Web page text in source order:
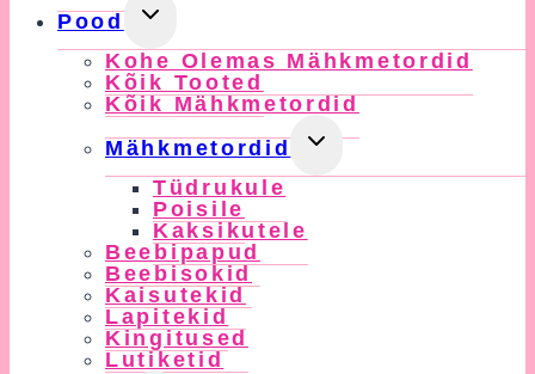
Pood
Toggle
Child
Menu
Kohe Olemas Mähkmetordid
Kõik Tooted
Kõik Mähkmetordid
Mähkmetordid
Toggle
Child
Tüdrukule
Poisile
Kaksikutele
Beebipapud
Beebisokid
Kaisutekid
Lapitekid
Kingitused
Lutiketid